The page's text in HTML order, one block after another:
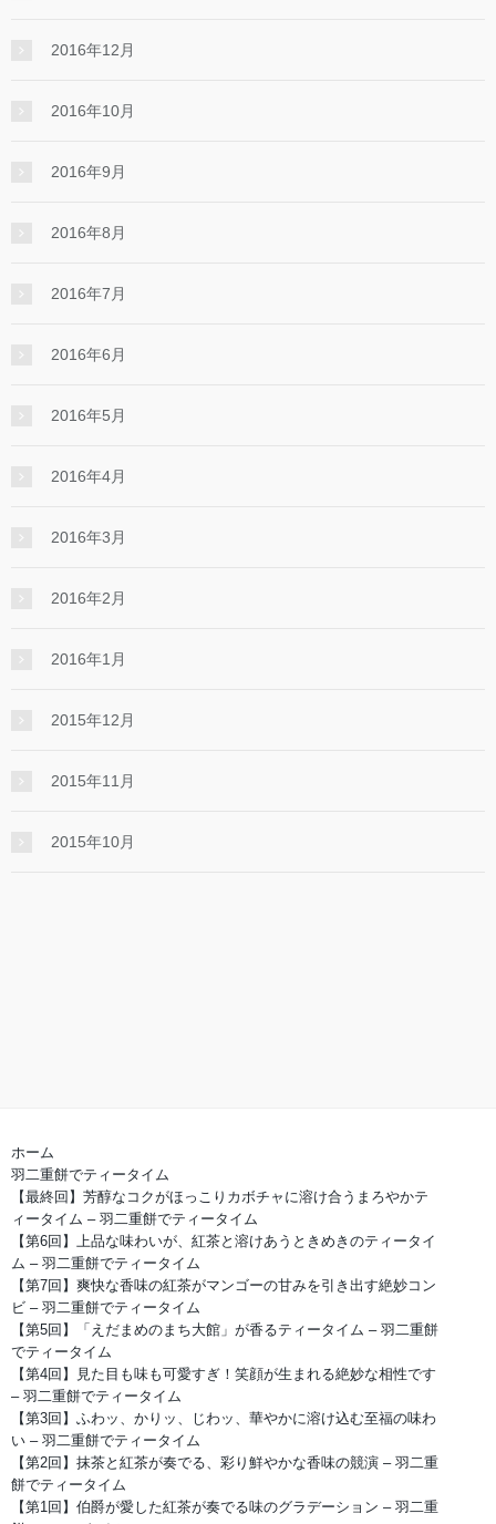
2016年12月
2016年10月
2016年9月
2016年8月
2016年7月
2016年6月
2016年5月
2016年4月
2016年3月
2016年2月
2016年1月
2015年12月
2015年11月
2015年10月
ホーム
羽二重餅でティータイム
【最終回】芳醇なコクがほっこりカボチャに溶け合うまろやかテ
ィータイム – 羽二重餅でティータイム
【第6回】上品な味わいが、紅茶と溶けあうときめきのティータイ
ム – 羽二重餅でティータイム
【第7回】爽快な香味の紅茶がマンゴーの甘みを引き出す絶妙コン
ビ – 羽二重餅でティータイム
【第5回】「えだまめのまち大館」が香るティータイム – 羽二重餅
でティータイム
【第4回】見た目も味も可愛すぎ！笑顔が生まれる絶妙な相性です
– 羽二重餅でティータイム
【第3回】ふわッ、かりッ、じわッ、華やかに溶け込む至福の味わ
い – 羽二重餅でティータイム
【第2回】抹茶と紅茶が奏でる、彩り鮮やかな香味の競演 – 羽二重
餅でティータイム
【第1回】伯爵が愛した紅茶が奏でる味のグラデーション – 羽二重